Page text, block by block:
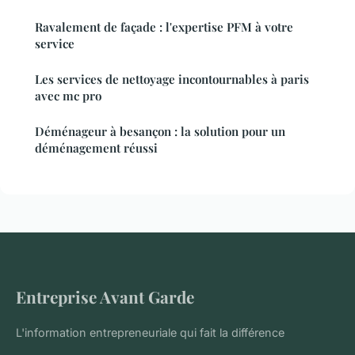
Ravalement de façade : l'expertise PFM à votre
service
Les services de nettoyage incontournables à paris
avec mc pro
Déménageur à besançon : la solution pour un
déménagement réussi
Entreprise Avant Garde
L'information entrepreneuriale qui fait la différence